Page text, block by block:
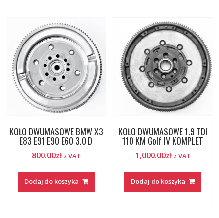
KOŁO DWUMASOWE BMW X3
E83 E91 E90 E60 3.0 D
800.00zł z VAT
Dodaj do koszyka
KOŁO DWUMASOWE 1.9 TDI
110 KM Golf IV KOMPLET
1,000.00zł z VAT
Dodaj do koszyka